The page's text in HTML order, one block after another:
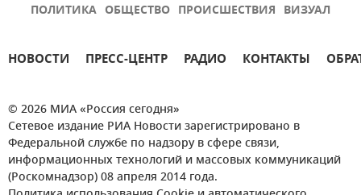
ПОЛИТИКА ОБЩЕСТВО ПРОИСШЕСТВИЯ ВИЗУАЛ
НОВОСТИ ПРЕСС-ЦЕНТР РАДИО КОНТАКТЫ
© 2026 МИА «Россия сегодня»
Сетевое издание РИА Новости зарегистрировано в
Федеральной службе по надзору в сфере связи,
информационных технологий и массовых коммуникаций
(Роскомнадзор) 08 апреля 2014 года.